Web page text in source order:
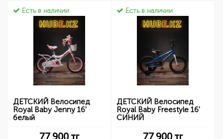
Есть в наличии
ДЕТСКИЙ Велосипед
Royal Baby Jenny 16'
белый
77 900 тг
Есть в наличии
ДЕТСКИЙ Велосипед
Royal Baby Freestyle 16'
СИНИЙ
77 900 тг